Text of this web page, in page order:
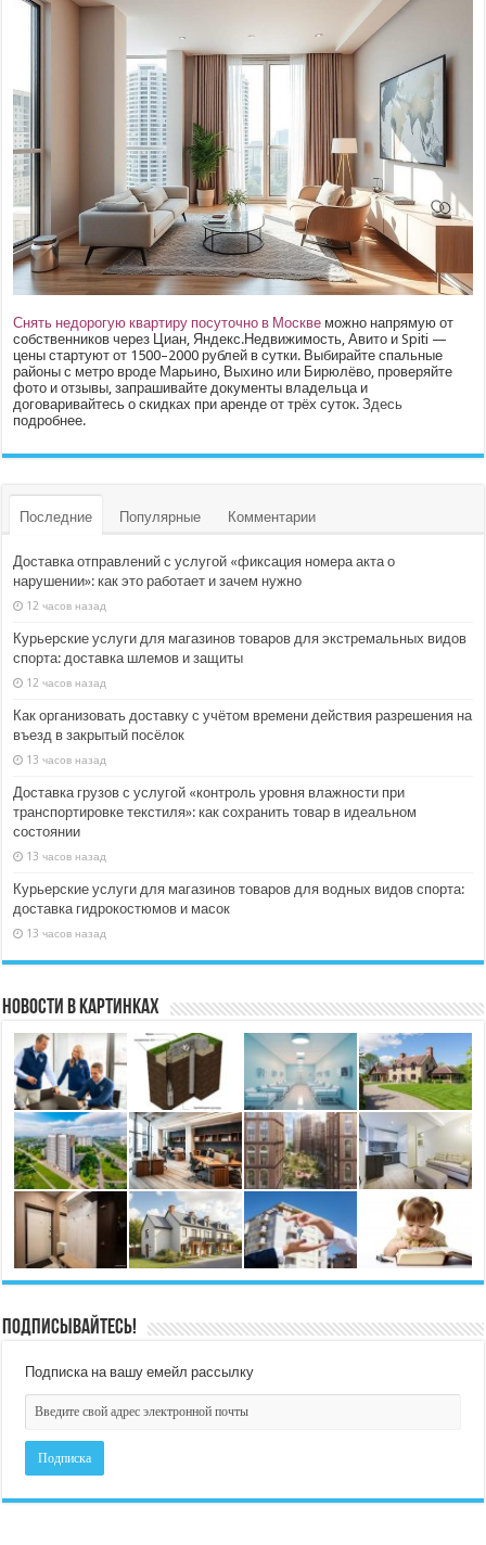
Снять недорогую квартиру посуточно в Москве можно напрямую от
собственников через Циан, Яндекс.Недвижимость, Авито и Spiti —
цены стартуют от 1500–2000 рублей в сутки. Выбирайте спальные
районы с метро вроде Марьино, Выхино или Бирюлёво, проверяйте
фото и отзывы, запрашивайте документы владельца и
договаривайтесь о скидках при аренде от трёх суток.Здесь
подробнее.
Последние Популярные Комментарии
Доставка отправлений с услугой «фиксация номера акта о
нарушении»: как это работает и зачем нужно
12 часов назад
Курьерские услуги для магазинов товаров для экстремальных видов
спорта: доставка шлемов и защиты
12 часов назад
Как организовать доставку с учётом времени действия разрешения на
въезд в закрытый посёлок
13 часов назад
Доставка грузов с услугой «контроль уровня влажности при
транспортировке текстиля»: как сохранить товар в идеальном
состоянии
13 часов назад
Курьерские услуги для магазинов товаров для водных видов спорта:
доставка гидрокостюмов и масок
13 часов назад
Новости в картинках
Подписывайтесь!
Подписка на вашу емейл рассылку